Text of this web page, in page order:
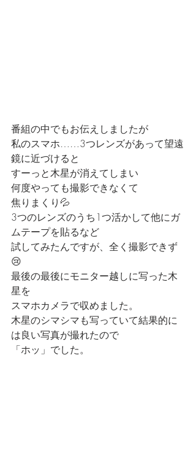
番組の中でもお伝えしましたが
私のスマホ……3つレンズがあって望遠
鏡に近づけると
すーっと木星が消えてしまい
何度やっても撮影できなくて
焦りまくり💦
3つのレンズのうち1つ活かして他にガ
ムテープを貼るなど
試してみたんですが、全く撮影できず
😢
最後の最後にモニター越しに写った木
星を
スマホカメラで収めました。
木星のシマシマも写っていて結果的に
は良い写真が撮れたので
「ホッ」でした。